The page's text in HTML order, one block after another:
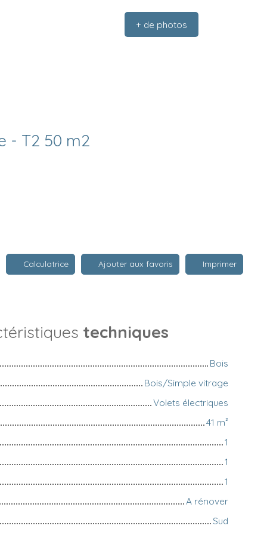
+ de photos
- T2 50 m2
Calculatrice Ajouter aux favoris Imprimer
techniques
Bois
Bois/Simple vitrage
Volets électriques
41 m²
1
1
1
A rénover
Sud